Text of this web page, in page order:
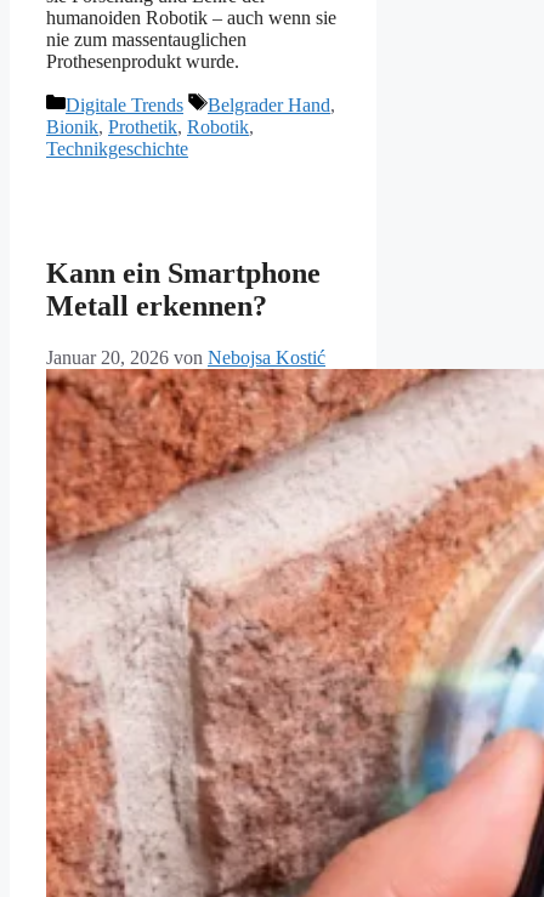
humanoiden Robotik – auch wenn sie
nie zum massentauglichen
Prothesenprodukt wurde.
Kategorien
Digitale Trends Schlagwörter
Belgrader Hand,
Bionik, Prothetik, Robotik,
Technikgeschichte
Kann ein Smartphone
Metall erkennen?
Januar 20, 2026 von Nebojsa Kostić